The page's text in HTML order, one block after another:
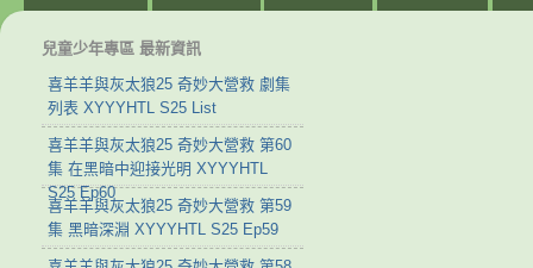
兒童少年專區 最新資訊
喜羊羊與灰太狼25 奇妙大營救 劇集
列表 XYYYHTL S25 List
喜羊羊與灰太狼25 奇妙大營救 第60
集 在黑暗中迎接光明 XYYYHTL
S25 Ep60
喜羊羊與灰太狼25 奇妙大營救 第59
集 黑暗深淵 XYYYHTL S25 Ep59